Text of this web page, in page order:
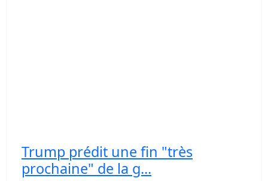
Trump prédit une fin "très
prochaine" de la g...